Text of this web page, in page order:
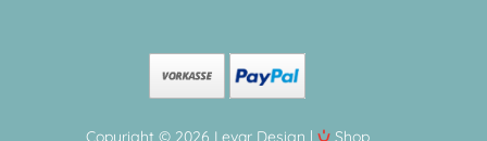
Copyright © 2026 Levar Design | Shop